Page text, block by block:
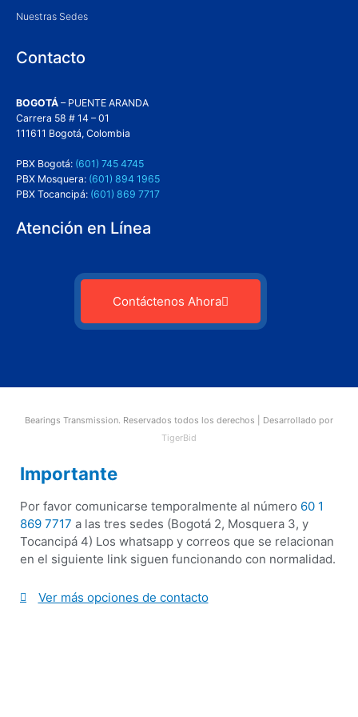
Nuestras Sedes
Contacto
BOGOTÁ – PUENTE ARANDA
Carrera 58 # 14 – 01
111611 Bogotá, Colombia
PBX Bogotá: (601) 745 4745
PBX Mosquera: (601) 894 1965
PBX Tocancipá: (601) 869 7717
Atención en Línea
Contáctenos Ahora
Bearings Transmission. Reservados todos los derechos | Desarrollado por
TigerBid
Importante
Por favor comunicarse temporalmente al número 60 1
869 7717 a las tres sedes (Bogotá 2, Mosquera 3, y
Tocancipá 4) Los whatsapp y correos que se relacionan
en el siguiente link siguen funcionando con normalidad.
Ver más opciones de contacto